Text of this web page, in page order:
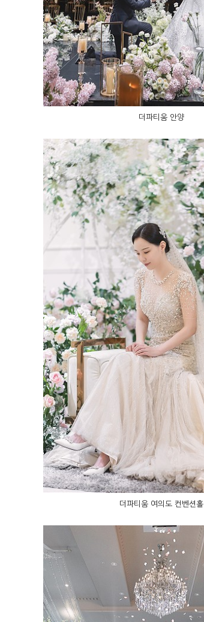
더파티움 안양
더파티움 여의도 컨벤션홀